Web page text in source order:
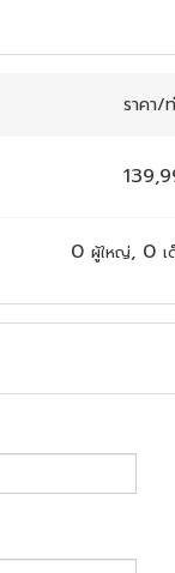
ราคา/
0 ผู้ใหญ่, 0 เ